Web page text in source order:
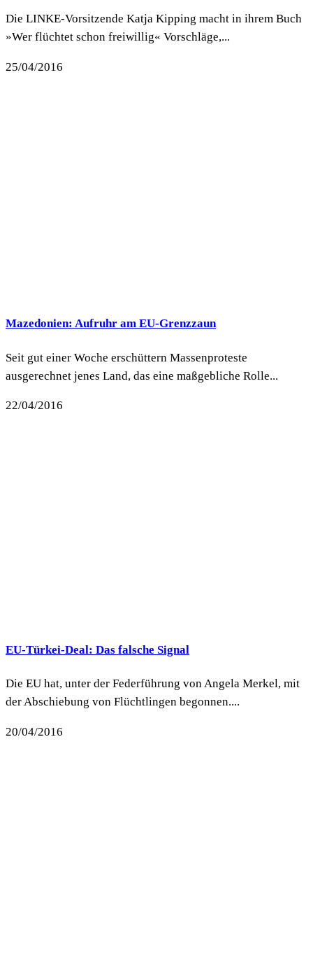
Die LINKE-Vorsitzende Katja Kipping macht in ihrem Buch
»Wer flüchtet schon freiwillig« Vorschläge,...
25/04/2016
Mazedonien: Aufruhr am EU-Grenzzaun
Seit gut einer Woche erschüttern Massenproteste
ausgerechnet jenes Land, das eine maßgebliche Rolle...
22/04/2016
EU-Türkei-Deal: Das falsche Signal
Die EU hat, unter der Federführung von Angela Merkel, mit
der Abschiebung von Flüchtlingen begonnen....
20/04/2016